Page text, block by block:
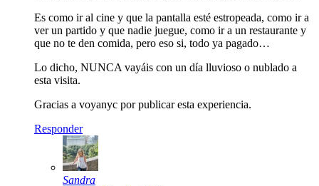
Es como ir al cine y que la pantalla esté estropeada, como ir a
ver un partido y que nadie juegue, como ir a un restaurante y
que no te den comida, pero eso si, todo ya pagado…
Lo dicho, NUNCA vayáis con un día lluvioso o nublado a
esta visita.
Gracias a voyanyc por publicar esta experiencia.
Responder
Sandra